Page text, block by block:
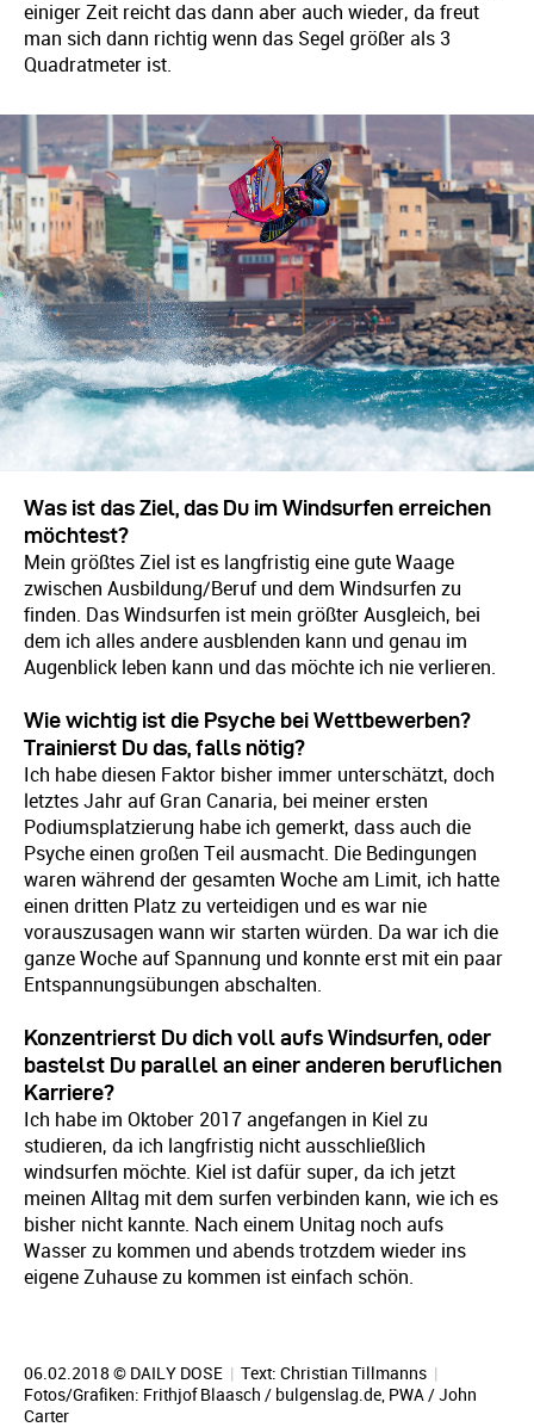
einiger Zeit reicht das dann aber auch wieder, da freut
man sich dann richtig wenn das Segel größer als 3
Quadratmeter ist.
Was ist das Ziel, das Du im Windsurfen erreichen
möchtest?
Mein größtes Ziel ist es langfristig eine gute Waage
zwischen Ausbildung/Beruf und dem Windsurfen zu
finden. Das Windsurfen ist mein größter Ausgleich, bei
dem ich alles andere ausblenden kann und genau im
Augenblick leben kann und das möchte ich nie verlieren.
Wie wichtig ist die Psyche bei Wettbewerben?
Trainierst Du das, falls nötig?
Ich habe diesen Faktor bisher immer unterschätzt, doch
letztes Jahr auf Gran Canaria, bei meiner ersten
Podiumsplatzierung habe ich gemerkt, dass auch die
Psyche einen großen Teil ausmacht. Die Bedingungen
waren während der gesamten Woche am Limit, ich hatte
einen dritten Platz zu verteidigen und es war nie
vorauszusagen wann wir starten würden. Da war ich die
ganze Woche auf Spannung und konnte erst mit ein paar
Entspannungsübungen abschalten.
Konzentrierst Du dich voll aufs Windsurfen, oder
bastelst Du parallel an einer anderen beruflichen
Karriere?
Ich habe im Oktober 2017 angefangen in Kiel zu
studieren, da ich langfristig nicht ausschließlich
windsurfen möchte. Kiel ist dafür super, da ich jetzt
meinen Alltag mit dem surfen verbinden kann, wie ich es
bisher nicht kannte. Nach einem Unitag noch aufs
Wasser zu kommen und abends trotzdem wieder ins
eigene Zuhause zu kommen ist einfach schön.
06.02.2018 © DAILY DOSE | Text: Christian Tillmanns |
Fotos/Grafiken: Frithjof Blaasch / bulgenslag.de , PWA / John
Carter